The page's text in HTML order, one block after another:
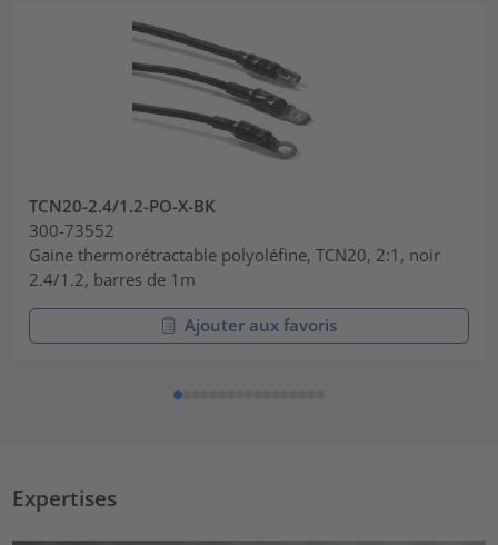
TCN20-2.4/1.2-PO-X-BK
300-73552
Gaine thermorétractable polyoléfine, TCN20, 2:1, noir
2.4/1.2, barres de 1m
Ajouter aux favoris
Expertises